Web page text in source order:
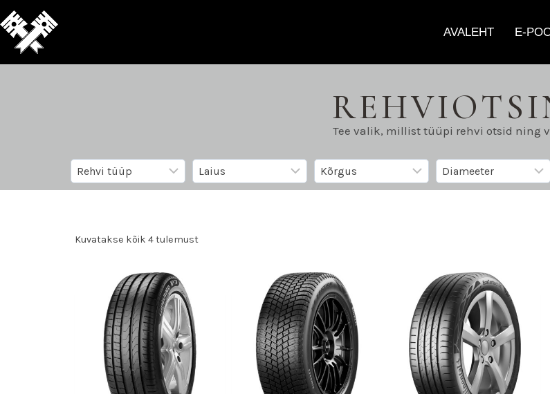
AVALEHT E-
Tee valik, millist tüüpi rehvi otsid ning
Kuvatakse kõik 4 tulemust